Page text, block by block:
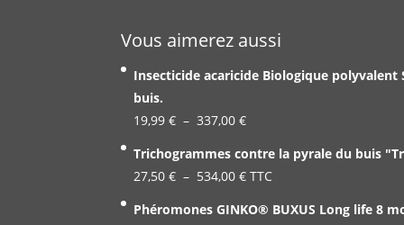
Vous aimerez aussi
Insecticide acaricide Biologique polyvalent
buis.
19,99€ – 337,00€Plage
prix :
19,99 €
à
Trichogrammes contre la pyrale du buis
27,50€ – 534,00€Plage
prix :
TTC
Phéromones GINKO® BUXUS Long life 8